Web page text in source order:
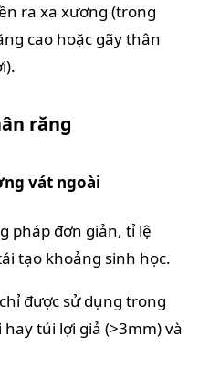
ra xa xương (trong
cao hoặc gãy thân
răng
vát ngoài
pháp đơn giản, tỉ lệ
tạo khoảng sinh học.
được sử dụng trong
túi lợi giả (>3mm) và